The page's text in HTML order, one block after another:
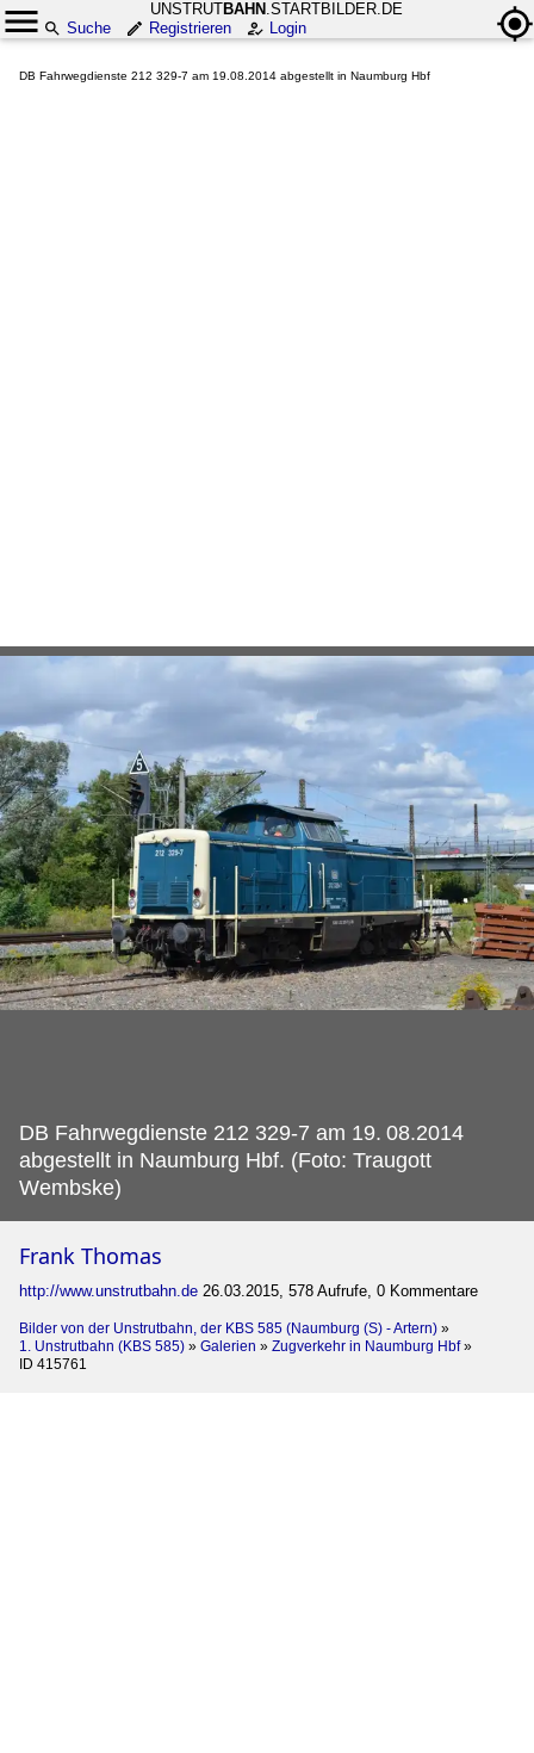
UNSTRUTBAHN .STARTBILDER.DE
Suche
Registrieren Login
DB Fahrwegdienste 212 329-7 am 19.08.2014 abgestellt in Naumburg Hbf
DB Fahrwegdienste 212 329-7 am 19. 08.2014
abgestellt in Naumburg Hbf. (Foto: Traugott
Wembske)
Frank Thomas
http://www.unstrutbahn.de 26.03.2015, 578 Aufrufe, 0 Kommentare
Bilder von der Unstrutbahn, der KBS 585 (Naumburg (S) - Artern) »
1. Unstrutbahn (KBS 585) » Galerien » Zugverkehr in Naumburg Hbf»
ID 415761